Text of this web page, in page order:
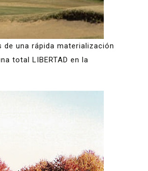
una rápida materialización
total LIBERTAD en la